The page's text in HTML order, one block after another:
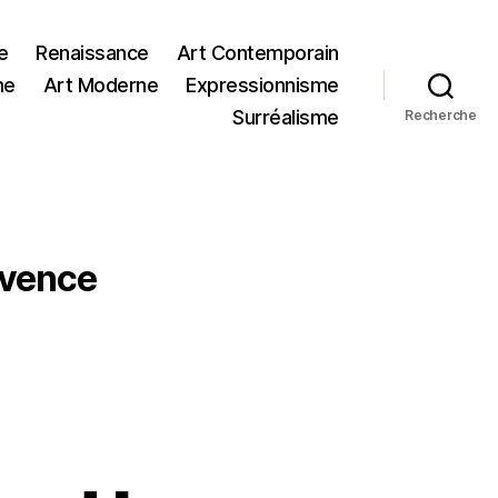
Renaissance
Art Contemporain
Art Moderne
Expressionnisme
Surréalisme
Recherche